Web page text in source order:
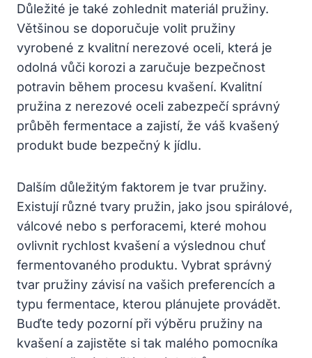
Důležité je také zohlednit materiál pružiny.
Většinou se doporučuje volit pružiny
vyrobené z kvalitní nerezové oceli, která‍ je
odolná vůči korozi a zaručuje bezpečnost
potravin‍ během procesu kvašení. Kvalitní
pružina​ z nerezové oceli zabezpečí správný
průběh fermentace a zajistí, že váš kvašený‌
produkt bude bezpečný k jídlu.
Dalším důležitým faktorem je tvar pružiny.
Existují různé tvary pružin,⁣ jako jsou spirálové,
⁣válcové nebo s perforacemi, které mohou
ovlivnit ⁣rychlost kvašení a výslednou chuť
fermentovaného produktu. Vybrat správný ​
tvar pružiny závisí‍ na vašich preferencích a
typu fermentace,⁢ kterou plánujete provádět.
Buďte tedy pozorní při výběru pružiny na
kvašení a zajistěte si tak ⁣malého pomocníka